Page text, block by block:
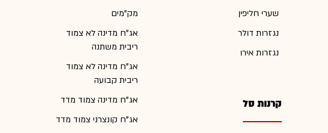
שערי חליפין
נגזרות דולר
נגזרות אירו
קרנות סל
מק"מים
אג"ח מדינה לא צמוד
ריבית משתנה
אג"ח מדינה לא צמוד
ריבית קבועה
אג"ח מדינה צמוד מדד
אג"ח קונצרני צמוד מדד